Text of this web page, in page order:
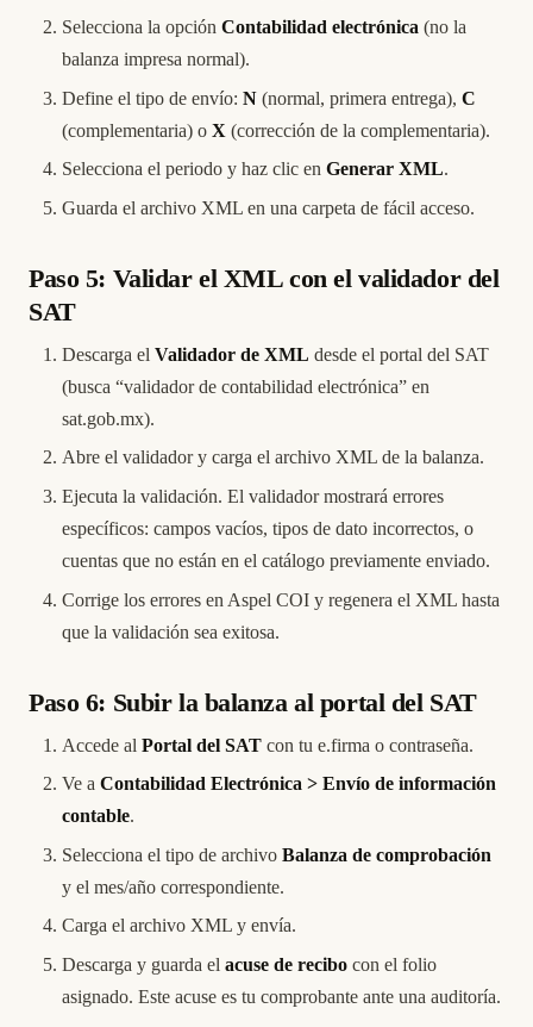
Selecciona la opción Contabilidad electrónica (no la
balanza impresa normal).
Define el tipo de envío: N (normal, primera entrega), C
(complementaria) o X (corrección de la complementaria).
Selecciona el periodo y haz clic en Generar XML.
Guarda el archivo XML en una carpeta de fácil acceso.
Paso 5: Validar el XML con el validador del
SAT
Descarga el Validador de XML desde el portal del SAT
(busca “validador de contabilidad electrónica” en
sat.gob.mx).
Abre el validador y carga el archivo XML de la balanza.
Ejecuta la validación. El validador mostrará errores
específicos: campos vacíos, tipos de dato incorrectos, o
cuentas que no están en el catálogo previamente enviado.
Corrige los errores en Aspel COI y regenera el XML hasta
que la validación sea exitosa.
Paso 6: Subir la balanza al portal del SAT
Accede al Portal del SAT con tu e.firma o contraseña.
Ve a Contabilidad Electrónica > Envío de información
contable.
Selecciona el tipo de archivo Balanza de comprobación
y el mes/año correspondiente.
Carga el archivo XML y envía.
Descarga y guarda el acuse de recibo con el folio
asignado. Este acuse es tu comprobante ante una auditoría.